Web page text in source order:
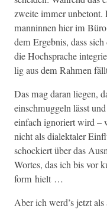
zweite immer
man­nin­nen hier im
dem Ergeb­nis, dass
die Hochsprache
lig aus dem Rah­men
Das mag daran liegen,
ein­schmuggeln lässt
ein­fach ignori­ert wird –
nicht als dialek­taler
schock­iert über das
Wortes, das ich bis vor
form hielt …
Aber ich werd’s jet­zt